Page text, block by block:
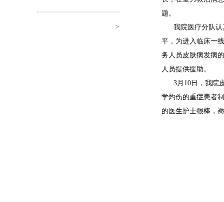
>
题。
我院医疗分队
平，为进入临床一
务人员皮肤病发病
人员提供援助。
3月10日，我院
学灼伤的重症患者
的医生护士很棒，